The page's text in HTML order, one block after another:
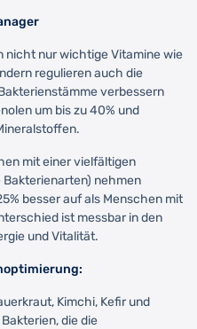
nicht nur wichtige Vitamine wie
regulieren auch die
verbessern
um bis zu 40% und
mit einer vielfältigen
nehmen
besser auf als Menschen mit
ist messbar in den
und Vitalität.
Kimchi, Kefir und
die die